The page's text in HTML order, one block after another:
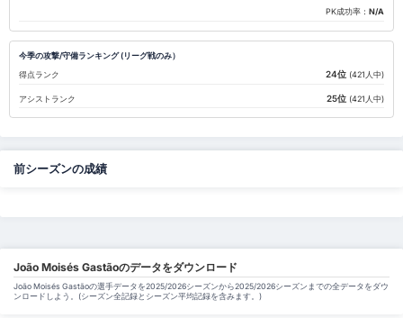
PK成功率：N/A
今季の攻撃/守備ランキング (リーグ戦のみ）
得点ランク
24位 (421人中)
アシストランク 25位 (421人中)
前シーズンの成績
João Moisés Gastãoのデータをダウンロード
João Moisés Gastãoの選手データを2025/2026シーズンから2025/2026シーズンまでの全データをダウ
ンロードしよう。(シーズン全記録とシーズン平均記録を含みます。)